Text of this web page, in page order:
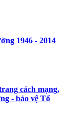
1946 - 2014
cách mạng,
- bảo vệ Tổ